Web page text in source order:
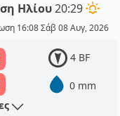
Ηλίου20:29
16:08 Σάβ 08 Αυγ, 2026
4 BF
0 mm